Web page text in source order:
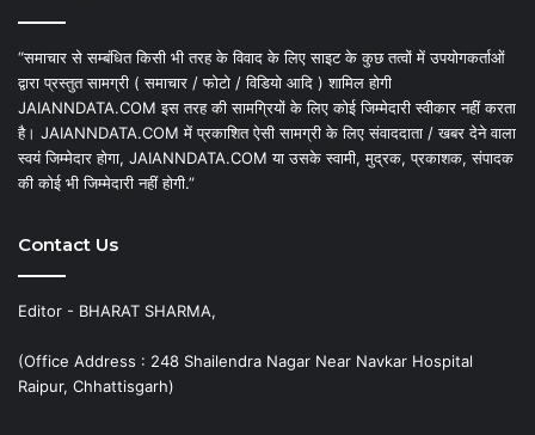
“समाचार से सम्बंधित किसी भी तरह के विवाद के लिए साइट के कुछ तत्वों में उपयोगकर्ताओं
द्वारा प्रस्तुत सामग्री ( समाचार / फोटो / विडियो आदि ) शामिल होगी
JAIANNDATA.COM इस तरह की सामग्रियों के लिए कोई जिम्मेदारी स्वीकार नहीं करता
है। JAIANNDATA.COM में प्रकाशित ऐसी सामग्री के लिए संवाददाता / खबर देने वाला
स्वयं जिम्मेदार होगा, JAIANNDATA.COM या उसके स्वामी, मुद्रक, प्रकाशक, संपादक
की कोई भी जिम्मेदारी नहीं होगी.”
Contact Us
Editor - BHARAT SHARMA,
(Office Address : 248 Shailendra Nagar Near Navkar Hospital
Raipur, Chhattisgarh)